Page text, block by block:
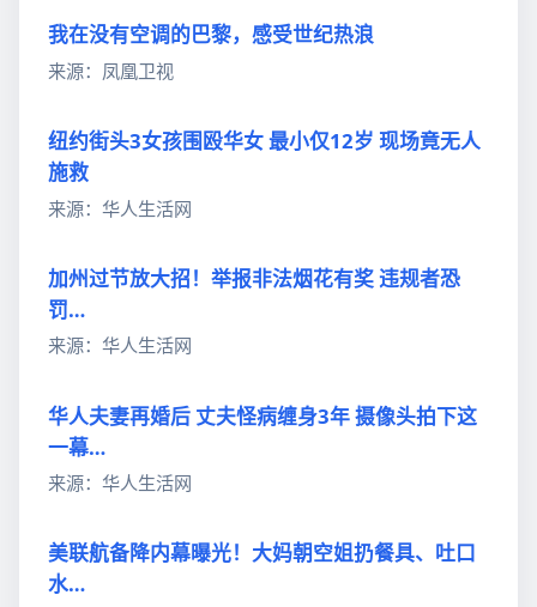
我在没有空调的巴黎，感受世纪热浪
来源：凤凰卫视
纽约街头3女孩围殴华女 最小仅12岁 现场竟无人
施救
来源：华人生活网
加州过节放大招！举报非法烟花有奖 违规者恐
罚…
来源：华人生活网
华人夫妻再婚后 丈夫怪病缠身3年 摄像头拍下这
一幕…
来源：华人生活网
美联航备降内幕曝光！大妈朝空姐扔餐具、吐口
水…